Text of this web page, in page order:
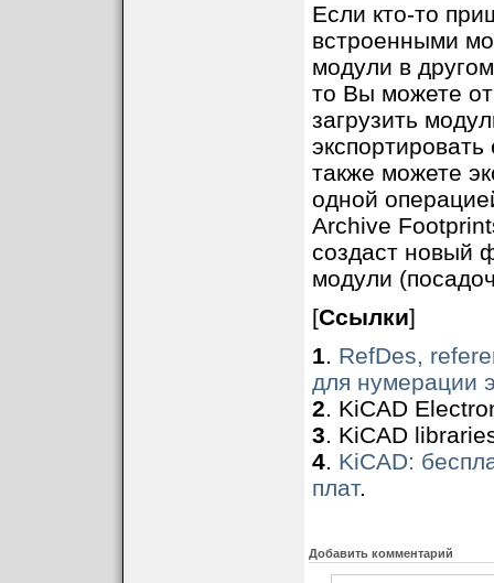
Если кто-то
встроенными
модули в
то Вы можете
загрузить
также можете
одной
Archive
создаст новый
модули
[Ссылки]
1. RefDes,
для нумерации
2. KiCAD
3. KiCAD
4. KiCAD:
плат.
Добавить комментарий